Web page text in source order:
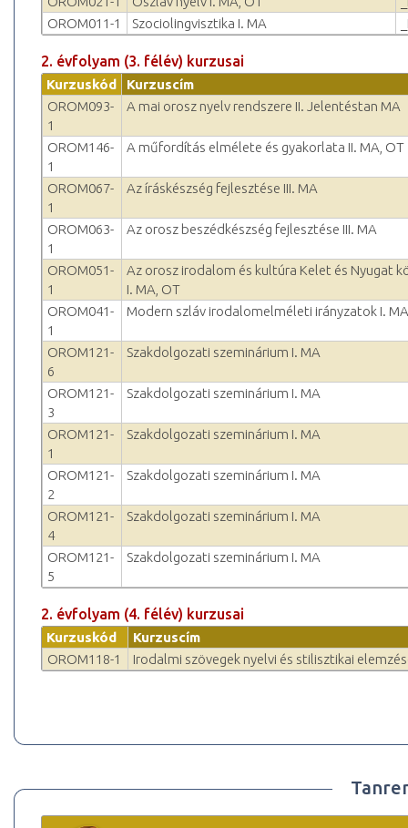
OROM011-1
Szociolingvisztika I. MA
2. évfolyam (3. félév) kurzusai
Kurzuskód
Kurzuscím
OROM093-
1
A mai orosz nyelv rendszere II. Jelentéstan MA
OROM146-
1
A műfordítás elmélete és gyakorlata II. MA, OT
OROM067-
1
Az íráskészség fejlesztése III. MA
OROM063-
1
Az orosz beszédkészség fejlesztése III. MA
OROM051-
1
Az orosz irodalom és kultúra Kelet és Nyugat
I. MA, OT
OROM041-
1
Modern szláv irodalomelméleti irányzatok I. MA
OROM121-
6
Szakdolgozati szeminárium I. MA
OROM121-
3
Szakdolgozati szeminárium I. MA
OROM121-
1
Szakdolgozati szeminárium I. MA
OROM121-
2
Szakdolgozati szeminárium I. MA
OROM121-
4
Szakdolgozati szeminárium I. MA
OROM121-
5
Szakdolgozati szeminárium I. MA
2. évfolyam (4. félév) kurzusai
Kurzuskód
Kurzuscím
OROM118-1
Irodalmi szövegek nyelvi és stilisztikai